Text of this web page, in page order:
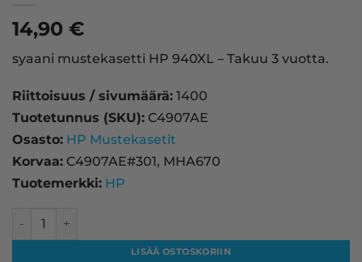
14,90 €
syaani mustekasetti HP 940XL – Takuu 3 vuotta.
Riittoisuus / sivumäärä: 1400
Tuotetunnus (SKU): C4907AE
Osasto: HP Mustekasetit
Korvaa: C4907AE#301, MHA670
Tuotemerkki: HP
HP 940XL mustekasetti, syaani – tarvike, premium määrä
LISÄÄ OSTOSKORIIN